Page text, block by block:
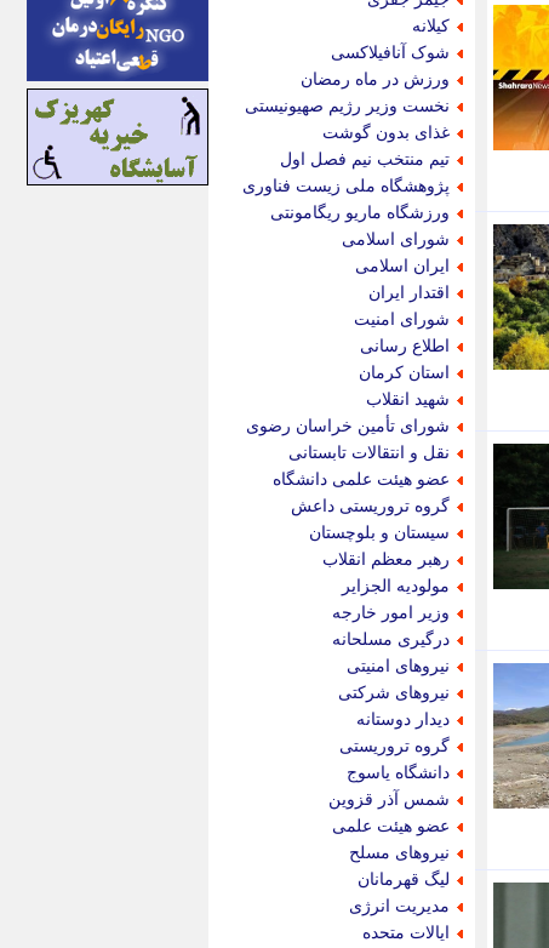
کیلانه
شوک آنافیلاکسی
ورزش در ماه رمضان
نخست وزیر رژیم صهیونیستی
غذای بدون گوشت
تیم منتخب نیم فصل اول
پژوهشگاه ملی زیست فناوری
ورزشگاه ماریو ریگامونتی
شورای اسلامی
ایران اسلامی
اقتدار ایران
شورای امنیت
اطلاع رسانی
استان کرمان
شهید انقلاب
شورای تأمین خراسان رضوی
نقل و انتقالات تابستانی
عضو هیئت علمی دانشگاه
گروه تروریستی داعش
سیستان و بلوچستان
رهبر معظم انقلاب
مولودیه الجزایر
وزیر امور خارجه
درگیری مسلحانه
نیروهای امنیتی
نیروهای شرکتی
دیدار دوستانه
گروه تروریستی
دانشگاه یاسوج
شمس آذر قزوین
عضو هیئت علمی
نیروهای مسلح
لیگ قهرمانان
مدیریت انرژی
ایالات متحده
بازتاب آنلاین
باشگاه خبرنگاران
باغستان نیوز
بامبوک
ببین و بخون
بدینسان
بنکر